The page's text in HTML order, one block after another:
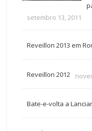
setembro 13, 2011
Reveillon 2013 em
Reveillon 2012
Bate-e-volta a